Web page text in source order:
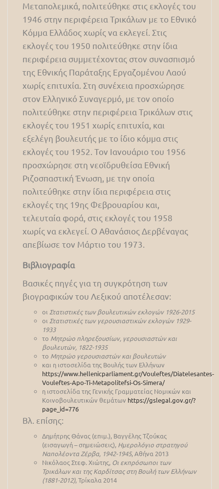
Μεταπολεμικά, πολιτεύθηκε στις εκλογές του
1946 στην περιφέρεια Τρικάλων με το Εθνικό
Κόμμα Ελλάδος χωρίς να εκλεγεί. Στις
εκλογές του 1950 πολιτεύθηκε στην ίδια
περιφέρεια συμμετέχοντας στον συνασπισμό
της Εθνικής Παράταξης Εργαζομένου Λαού
χωρίς επιτυχία. Στη συνέχεια προσχώρησε
στον Ελληνικό Συναγερμό, με τον οποίο
πολιτεύθηκε στην περιφέρεια Τρικάλων στις
εκλογές του 1951 χωρίς επιτυχία, και
εξελέγη βουλευτής με το ίδιο κόμμα στις
εκλογές του 1952. Τον Ιανουάριο του 1956
προσχώρησε στη νεοϊδρυθείσα Εθνική
Ριζοσπαστική Ένωση, με την οποία
πολιτεύθηκε στην ίδια περιφέρεια στις
εκλογές της 19ης Φεβρουαρίου και,
τελευταία φορά, στις εκλογές του 1958
χωρίς να εκλεγεί. Ο Αθανάσιος Δερβέναγας
απεβίωσε τον Μάρτιο του 1973.
Βιβλιογραφία
Βασικές πηγές για τη συγκρότηση των
βιογραφικών του Λεξικού αποτέλεσαν:
οι Στατιστικές των βουλευτικών εκλογών 1926-2015
οι Στατιστικές των γερουσιαστικών εκλογών 1929-
1933
το Μητρώο πληρεξουσίων, γερουσιαστών και
βουλευτών, 1822-1935
το Μητρώο γερουσιαστών και βουλευτών
και η ιστοσελίδα της Βουλής των Ελλήνων
https://www.hellenicparliament.gr/Vouleftes/Diatelesantes-
Vouleftes-Apo-Ti-Metapolitefsi-Os-Simera/
η ιστοσελίδα της Γενικής Γραμματείας Νομικών και
Κοινοβουλευτικών θεμάτων https://gslegal.gov.gr/?
page_id=776
Βλ. επίσης:
Δημήτρης Θάνας (επιμ.), Βαγγέλης Τζούκας
(εισαγωγή – σημειώσεις), Ημερολόγιο στρατηγού
Ναπολέοντα Ζέρβα, 1942-1945, Αθήνα 2013
Νικόλαος Στεφ. Χιώτης, Οι εκπρόσωποι των
Τρικάλων και της Καρδίτσας στη Βουλή των Ελλήνων
(1881-2012), Τρίκαλα 2014